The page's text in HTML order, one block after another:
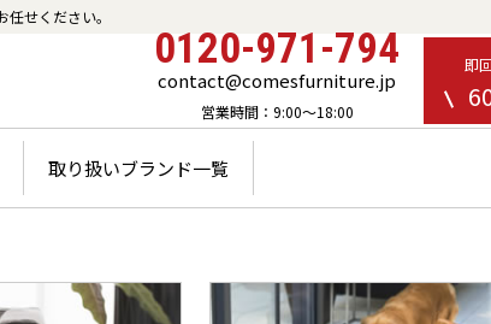
せください。
0120-971-794
contact@comesfurniture.jp
営業時間：9:00～18:00
即
取り扱いブランド一覧